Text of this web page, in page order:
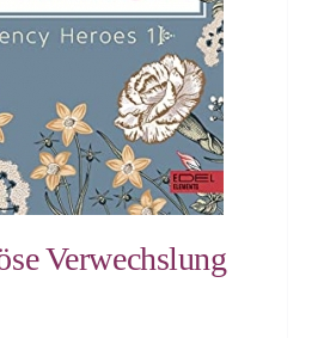
Verwechslung